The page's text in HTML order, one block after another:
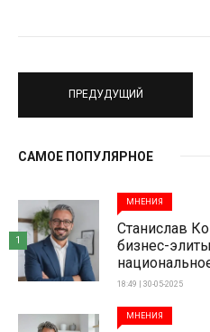
ПРЕДУДУЩИЙ
САМОЕ ПОПУЛЯРНОЕ
МНЕНИЯ
Станислав
бизнес-
18:49 | 30-05-2025
1
МНЕНИЯ